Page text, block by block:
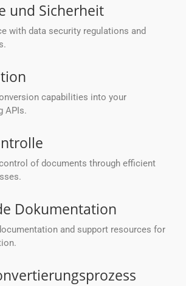
und Sicherheit
with data security regulations and
capabilities into your
APIs.
of documents through efficient
Dokumentation
and support resources for